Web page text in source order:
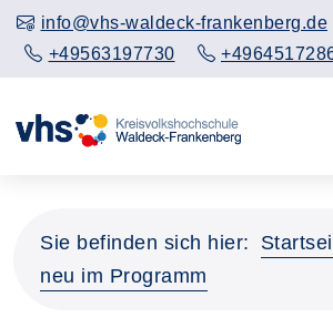
info@vhs-waldeck-frankenberg.de
+49563197730
Sie befinden sich hier:
neu im Programm